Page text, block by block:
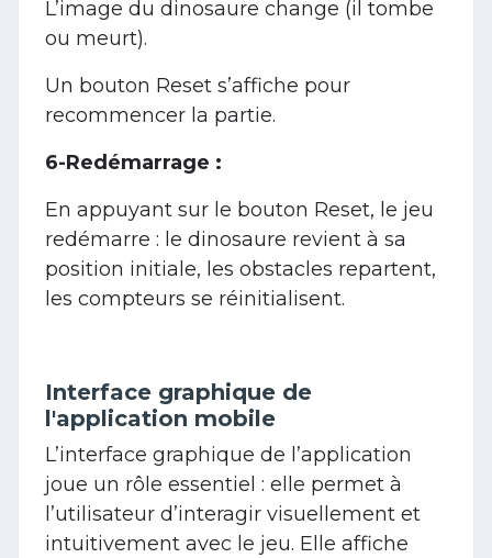
L’image du dinosaure change (il tombe
ou meurt).
Un bouton Reset s’affiche pour
recommencer la partie.
6-Redémarrage :
En appuyant sur le bouton Reset, le jeu
redémarre : le dinosaure revient à sa
position initiale, les obstacles repartent,
les compteurs se réinitialisent.
Interface graphique de
l'application mobile
L’interface graphique de l’application
joue un rôle essentiel : elle permet à
l’utilisateur d’interagir visuellement et
intuitivement avec le jeu. Elle affiche